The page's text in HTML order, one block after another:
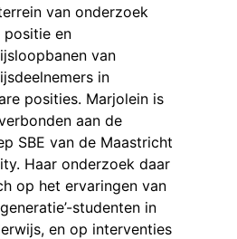
van onderzoek
positie en
van
in
posities. Marjolein is
aan de
SBE van de Maastricht
Haar onderzoek daar
op het ervaringen van
studenten in
en op interventies